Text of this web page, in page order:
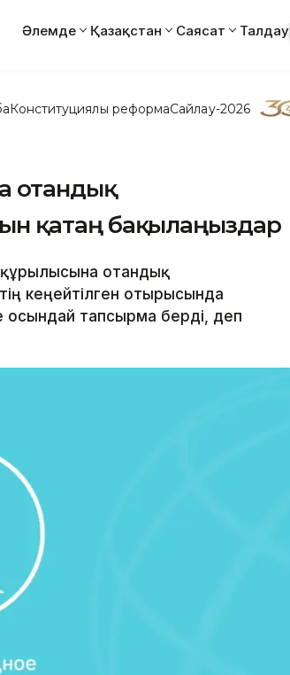
Әлемде Қазақстан Саясат Талдау
Конституциялық реформаСайлау-2026
отандық
қатаң бақылаңыздар
отандық
кеңейтілген отырысында
осындай тапсырма берді, деп